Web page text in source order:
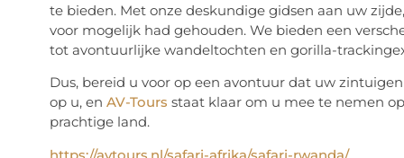
te bieden. Met onze deskundige gidsen aan uw
voor mogelijk had gehouden. We bieden een
tot avontuurlijke wandeltochten en gorilla-
Dus, bereid u voor op een avontuur dat uw
op u, en AV-Tours staat klaar om u mee te nemen
prachtige land.